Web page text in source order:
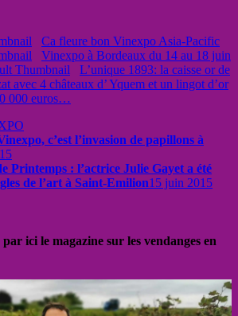
Ca fleure bon Vinexpo Asia-Pacific
Vinexpo à Bordeaux du 14 au 18 juin
L’unique 1893: la caisse or de
avec 4 châteaux d’ Yquem et un lingot d’or
000 euros…
c’est l’invasion de papillons à
Printemps : l’actrice Julie Gayet a été
de l’art à Saint-Emilion15 juin 2015
ici le magazine sur les vendanges en